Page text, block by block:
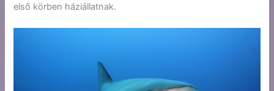
első körben háziállatnak.